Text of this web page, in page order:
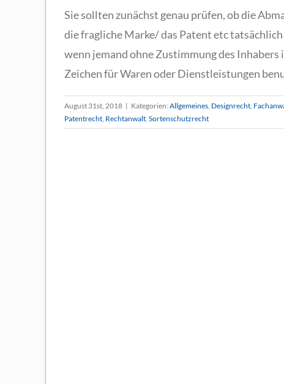
Sie sollten zunächst genau prüfen, ob die
die fragliche Marke/ das Patent etc
wenn jemand ohne Zustimmung des
Zeichen für Waren oder Dienstleistungen
August 31st, 2018 | Kategorien: Allgemeines, Designrecht,
Patentrecht, Rechtanwalt, Sortenschutzrecht